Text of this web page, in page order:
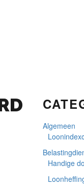
Algemeen
Handige